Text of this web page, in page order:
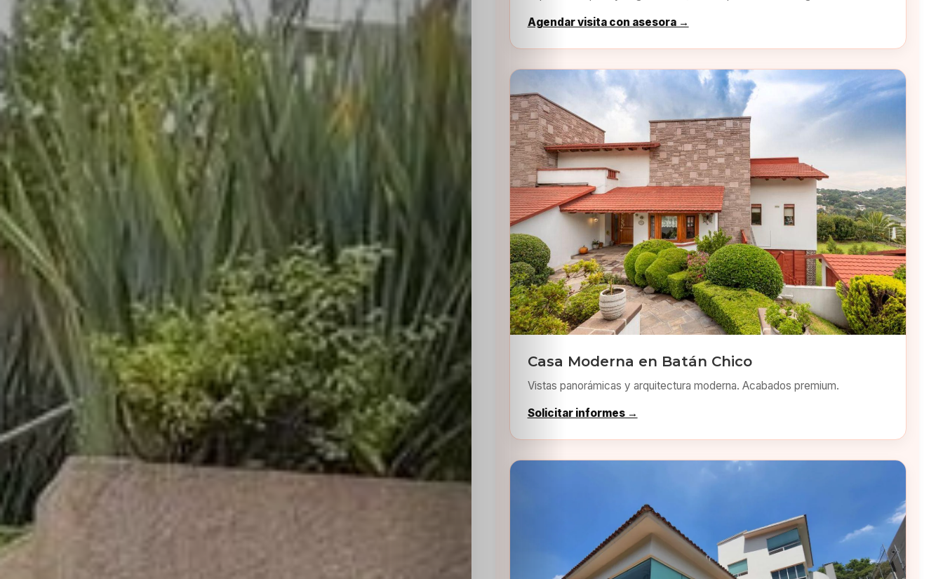
Inicio
Casting
Bershka
Casting
Agendar visita con asesora →
Casa Moderna en Batán Chico
Vistas panorámicas y arquitectura moderna. Acabados premium.
Solicitar informes →